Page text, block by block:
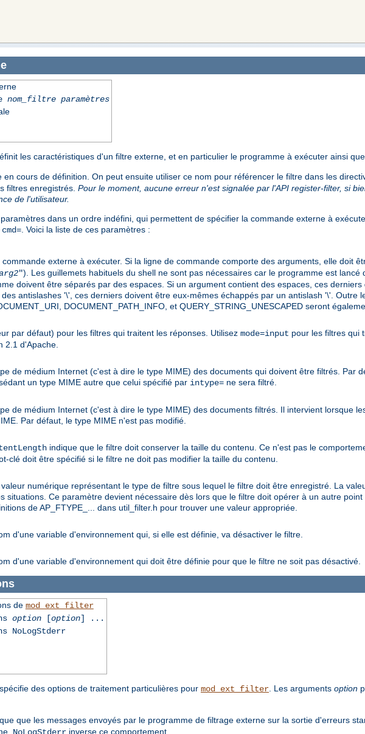
nom_filtre paramètres
les caractéristiques d'un filtre externe, et en particulier le programme à exécuter ainsi
en cours de définition. On peut ensuite utiliser ce nom pour référencer le filtre dans les
filtres enregistrés. Pour le moment, aucune erreur n'est signalée par l'API register-filter, si
de l'utilisateur.
dans un ordre indéfini, qui permettent de spécifier la commande externe à
cmd= . Voici la liste de ces paramètres :
commande externe à exécuter. Si la ligne de commande comporte des arguments, elle doit
"). Les guillemets habituels du shell ne sont pas nécessaires car le programme est lancé
doivent être séparés par des espaces. Si un argument contient des espaces, ces
antislashes '\', ces derniers doivent être eux-mêmes échappés par un antislash '\'. Outre
DOCUMENT_PATH_INFO, et QUERY_STRING_UNESCAPED seront
par défaut) pour les filtres qui traitent les réponses. Utilisez mode=input pour les filtres qui
2.1 d'Apache.
de médium Internet (c'est à dire le type MIME) des documents qui doivent être filtrés. Par
un type MIME autre que celui spécifié par intype= ne sera filtré.
de médium Internet (c'est à dire le type MIME) des documents filtrés. Il intervient lorsque
Par défaut, le type MIME n'est pas modifié.
indique que le filtre doit conserver la taille du contenu. Ce n'est pas le
clé doit être spécifié si le filtre ne doit pas modifier la taille du contenu.
numérique représentant le type de filtre sous lequel le filtre doit être enregistré. La
situations. Ce paramètre devient nécessaire dès lors que le filtre doit opérer à un autre
de AP_FTYPE_... dans util_filter.h pour trouver une valeur appropriée.
d'une variable d'environnement qui, si elle est définie, va désactiver le filtre.
d'une variable d'environnement qui doit être définie pour que le filtre ne soit pas désactivé.
de mod_ext_filter
option[option] ...
NoLogStderr
spécifie des options de traitement particulières pour mod_ext_filter . Les arguments option
que les messages envoyés par le programme de filtrage externe sur la sortie d'erreurs
inverse ce comportement.